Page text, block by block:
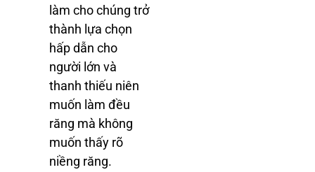
làm cho chúng trở
thành lựa chọn
hấp dẫn cho
người lớn và
thanh thiếu niên
muốn làm đều
răng mà không
muốn thấy rõ
niềng răng.